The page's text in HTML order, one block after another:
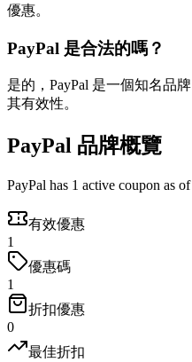
優惠。
PayPal 是合法的嗎？
是的，PayPal 是一個知名品
其有效性。
PayPal 品牌概覽
PayPal has 1 active coupon as
有效優惠
1
優惠碼
1
折扣優惠
0
最佳折扣